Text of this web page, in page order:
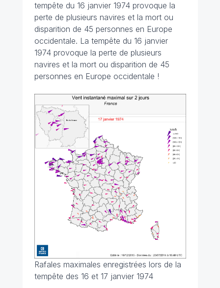
tempête du 16 janvier 1974 provoque la
perte de plusieurs navires et la mort ou
disparition de 45 personnes en Europe
occidentale. La tempête du 16 janvier
1974 provoque la perte de plusieurs
navires et la mort ou disparition de 45
personnes en Europe occidentale !
Rafales maximales enregistrées lors de la
tempête des 16 et 17 janvier 1974